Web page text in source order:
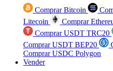
Comprar Bitcoin
Litecoin
Comprar
Comprar USDT TRC20
Comprar USDT BEP20
Comprar USDC Polygon
Vender